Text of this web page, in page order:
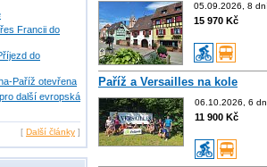
Francii do
do
Paříž otevřena
další evropská
[ Další články ]
05.09.2026, 8
15 970 Kč
Paříž a Versailles na kole
06.10.2026, 6
11 900 Kč